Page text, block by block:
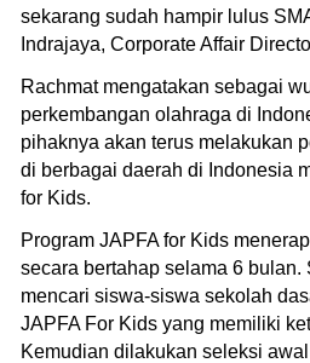
sekarang sudah hampir lulus
Indrajaya, Corporate Affair
Rachmat mengatakan sebagai
perkembangan olahraga di
pihaknya akan terus melakukan
di berbagai daerah di Indonesia
for Kids.
Program JAPFA for Kids
secara bertahap selama 6
mencari siswa-siswa sekolah
JAPFA For Kids yang memiliki
Kemudian dilakukan seleksi